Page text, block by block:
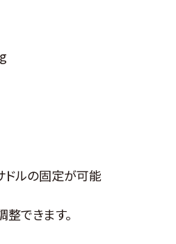
ドルの固定が可能
できます。